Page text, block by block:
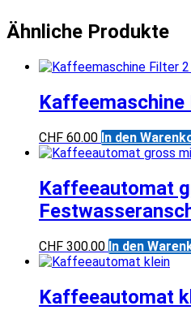
Ähnliche Produkte
Kaffeemaschine
CHF 60.00 In den
Kaffeeautomat
CHF 300.00 In den
Kaffeeautomat